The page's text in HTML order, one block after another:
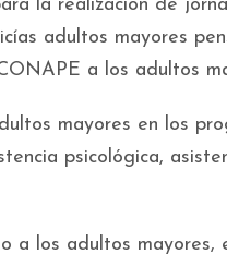
la realización de
adultos mayores
a los adultos
mayores en los
psicológica,
a los adultos mayores,